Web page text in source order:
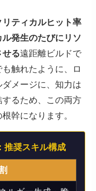
リティカルヒット率
発生のたびにリソ
せる遠距離ビルドで
触れたように、ロ
メージに、知力は
るため、この両方
幹になります。
推奨スキル構成